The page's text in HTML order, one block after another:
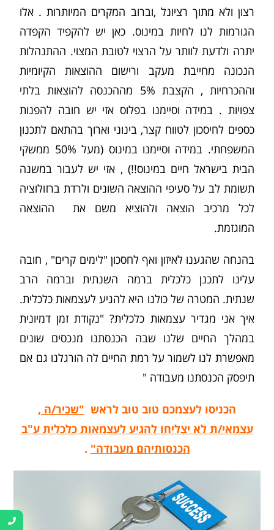
רצון ולא מתוך רציונל ,וברוב המקרים המיותרות . אלו
הגורמות לנו לחיות במינוס. כאן יש להקפיד הקפדה
יתרה ולדעת לוותר על הרצוי לטובת המצוי. ההתנהלות
הנכונה מחייבת מעקב ורישום ההוצאות הקיומיות
וההכרחיות , הקצבת 5% מההכנסה להוצאות בלתי
צפויות . במידה וסיימנו בפלוס אזי יש חובה להפנות
כספים לחיסכון לטווח קצר, בינוני וארוך בהתאם לתכנון
המשפחתי. במידה וסיימנו במינוס (מעל 50% ממשקי
הבית בישראל חיים במינוס!!) , אזי יש לעבור במשנה
תשומת לב על סעיפי ההוצאה השונים ולרדת ברזולוציה
לכל מרכיב הוצאה ולהוציא משם את ההוצאה
המוגזמת.
בהנחה שהגענו לאיזון ואף לחסכון "לימים קרים" , חובה
עלינו לתכנן כלכלית ברמה השנתית וברמה הרב
שנתית. המטרה של כולנו היא להגיע לעצמאות כלכלית.
איך אני מגדיר עצמאות כלכלית? "נקודת זמן דמיונית
במהלך החיים שלנו שבה הכנסתנו מנכסים שונים
מאפשרת לנו לשמור על רמת החיים לה הורגלנו גם אם
תיפסק הכנסתנו מעבודה "
הכניסו לעצמכם טוב טוב לראש "שכיר/ה ,
עצמאי/ת לא יצליחו להגיע לעצמאות כלכלית ע"ב
הכנסותיהם מעבודה" .